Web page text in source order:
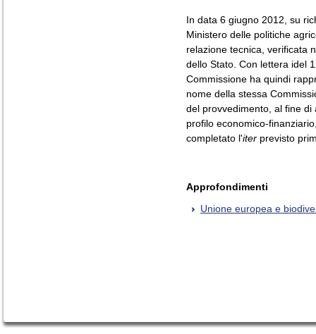
In data 6 giugno 2012, su
Ministero delle politiche
relazione tecnica, verificata
dello Stato. Con lettera idel
Commissione ha quindi
nome della stessa
del provvedimento, al fine
profilo economico-
completato l'iter previsto
Approfondimenti
Unione europea e